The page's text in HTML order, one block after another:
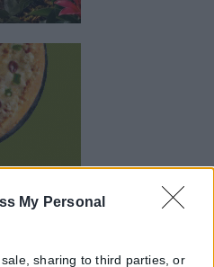
My Personal
sharing to third parties, or